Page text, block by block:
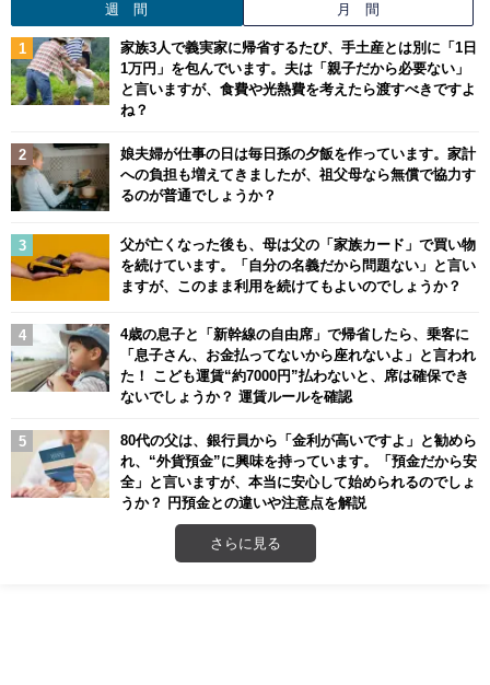
週 間 月 間
家族3人で義実家に帰省するたび、手土産とは別に「1日
1万円」を包んでいます。夫は「親子だから必要ない」
と言いますが、食費や光熱費を考えたら渡すべきですよ
ね？
娘夫婦が仕事の日は毎日孫の夕飯を作っています。家計
への負担も増えてきましたが、祖父母なら無償で協力す
るのが普通でしょうか？
父が亡くなった後も、母は父の「家族カード」で買い物
を続けています。「自分の名義だから問題ない」と言い
ますが、このまま利用を続けてもよいのでしょうか？
4歳の息子と「新幹線の自由席」で帰省したら、乗客に
「息子さん、お金払ってないから座れないよ」と言われ
た！ こども運賃“約7000円”払わないと、席は確保でき
ないでしょうか？ 運賃ルールを確認
80代の父は、銀行員から「金利が高いですよ」と勧めら
れ、“外貨預金”に興味を持っています。「預金だから安
全」と言いますが、本当に安心して始められるのでしょ
うか？ 円預金との違いや注意点を解説
さらに見る